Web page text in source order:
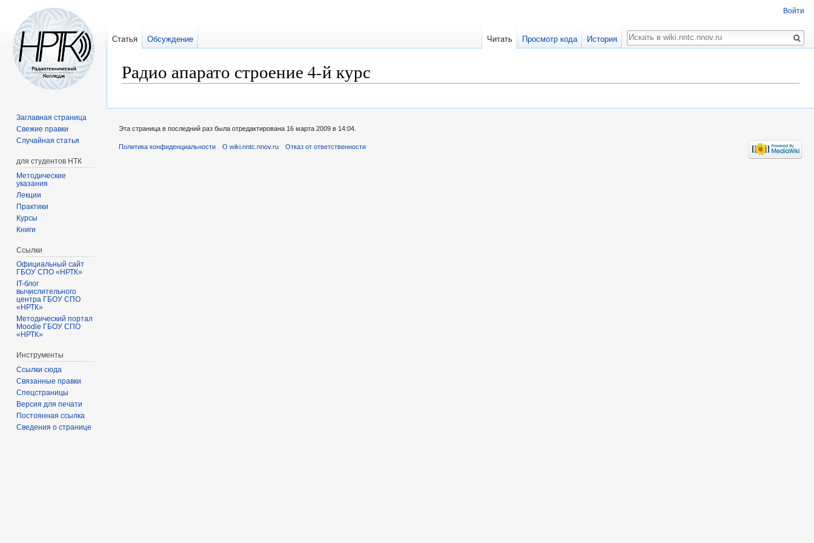
Радио апарато строение 4-й курс
навигации
поиску
Войти
Статья Обсуждение Читать Просмотр кода История
Поиск
Заглавная страница
Свежие правки
Случайная статья
для студентов НТК
Методические
указания
Лекции
Практики
Курсы
Книги
Ссылки
Официальный сайт
ГБОУ СПО «НРТК»
IT-блог
вычислительного
центра ГБОУ СПО
«НРТК»
Методический портал
Moodle ГБОУ СПО
«НРТК»
Инструменты
Ссылки сюда
Связанные правки
Спецстраницы
Версия для печати
Постоянная ссылка
Сведения о странице
Эта страница в последний раз была отредактирована 16 марта 2009 в 14:04.
Политика конфиденциальности О wiki.nntc.nnov.ru Отказ от ответственности